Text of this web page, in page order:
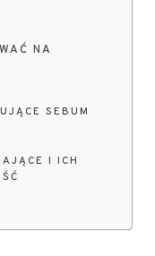
NA
SEBUM
I ICH